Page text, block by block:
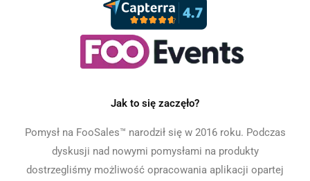
Jak to się zaczęło?
Pomysł na FooSales™ narodził się w 2016 roku. Podczas
dyskusji nad nowymi pomysłami na produkty
dostrzegliśmy możliwość opracowania aplikacji opartej